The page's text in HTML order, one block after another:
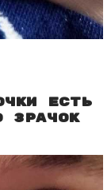
есть
зрачок